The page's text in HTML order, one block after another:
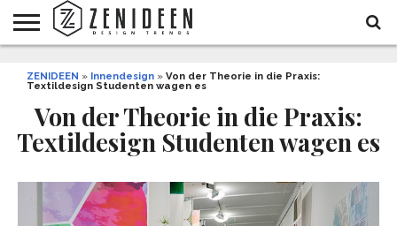
INNENDESIGN
ARCHITEKTUR
GARTEN
UND
LIFESTYLE
DEKO
&
DIY
STYLE
REZEPTE
GESUNDHEIT
WEIHNACHTEN
ZENIDEEN » Innendesign » Von der Theorie in die Praxis:
Textildesign Studenten wagen es
Von der Theorie in die Praxis:
Textildesign Studenten wagen es